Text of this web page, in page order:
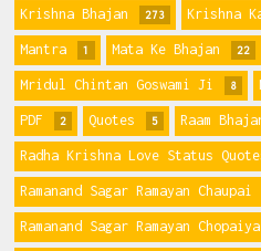
Krishna Bhajan 273 Krishna
Mantra 1 Mata Ke Bhajan 22
Mridul Chintan Goswami Ji 8
PDF 2 Quotes 5 Raam
Radha Krishna Love Status
Ramanand Sagar Ramayan Chaupai
Ramanand Sagar Ramayan